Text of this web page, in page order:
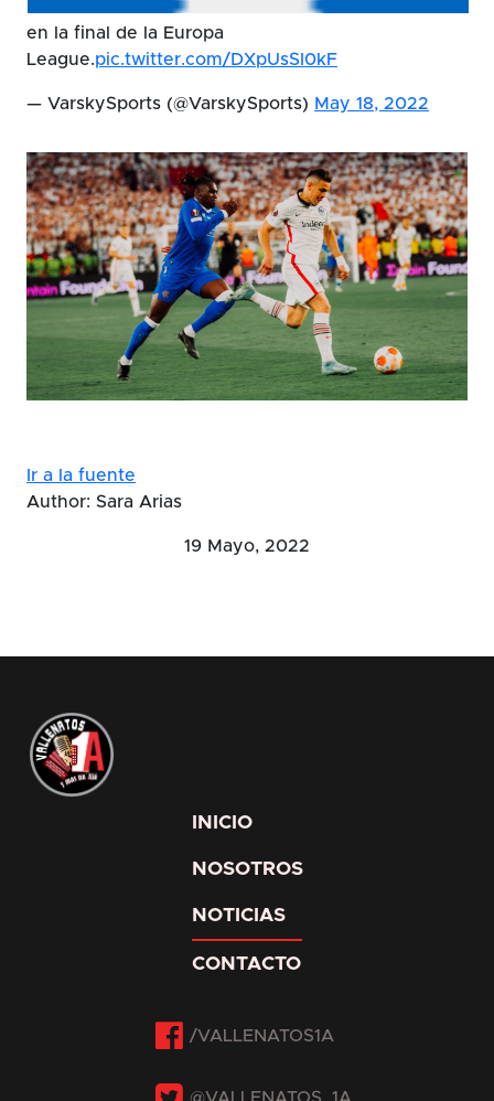
en la final de la Europa
League.pic.twitter.com/DXpUsSI0kF
— VarskySports (@VarskySports) May 18, 2022
Ir a la fuente
Author: Sara Arias
19 Mayo, 2022
INICIO
NOSOTROS
NOTICIAS
CONTACTO